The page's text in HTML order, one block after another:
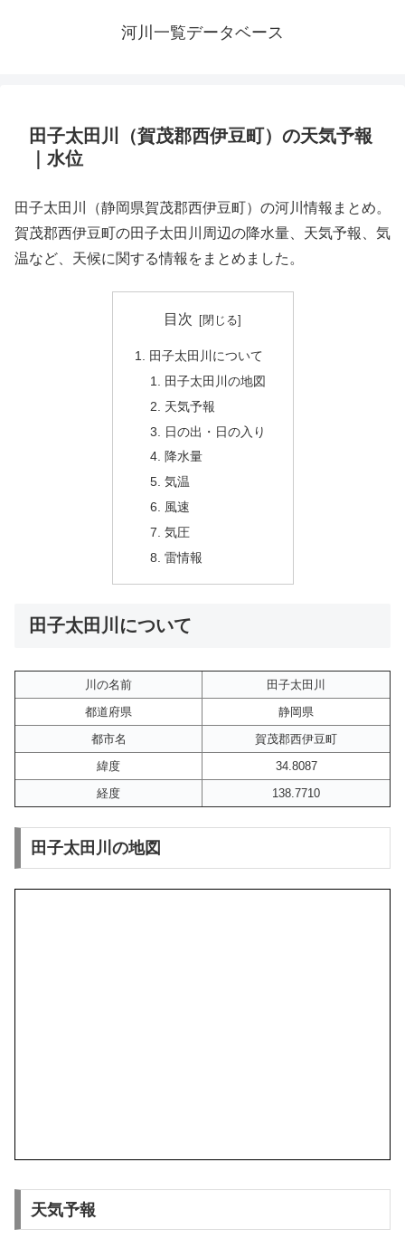
河川一覧データベース
田子太田川（賀茂郡西伊豆町）の天気予報
｜水位
田子太田川（静岡県賀茂郡西伊豆町）の河川情報まとめ。
賀茂郡西伊豆町の田子太田川周辺の降水量、天気予報、気
温など、天候に関する情報をまとめました。
目次
田子太田川について
田子太田川の地図
天気予報
日の出・日の入り
降水量
気温
風速
気圧
雷情報
田子太田川について
川の名前
田子太田川
都道府県
静岡県
都市名
賀茂郡西伊豆町
緯度
34.8087
経度
138.7710
田子太田川の地図
天気予報